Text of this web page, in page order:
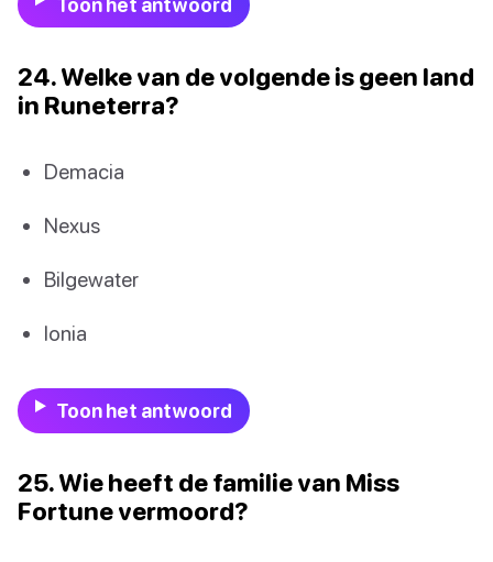
24. Welke van de volgende is geen land
in Runeterra?
Demacia
Nexus
Bilgewater
Ionia
Toon het antwoord
25. Wie heeft de familie van Miss
Fortune vermoord?